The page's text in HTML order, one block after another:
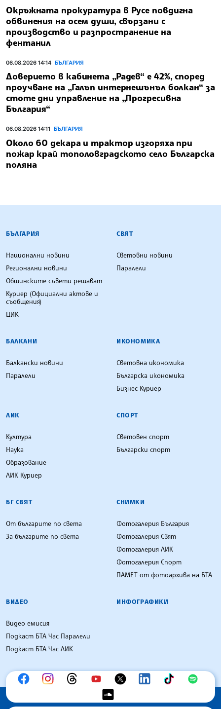
Окръжната прокуратура в Русе повдигна
обвинения на осем души, свързани с
производство и разпространение на
фентанил
06.08.2026 14:14 БЪЛГАРИЯ
Доверието в кабинета „Радев“ е 42%, според
проучване на „Галъп интернешънъл болкан“ за
стоте дни управление на „Прогресивна
България“
06.08.2026 14:11 БЪЛГАРИЯ
Около 60 декара и трактор изгоряха при
пожар край тополовградското село Българска
поляна
БЪЛГАРСКА ТЕЛЕГРАФНА АГЕНЦИЯ
БЪЛГАРИЯ
Национални новини
Регионални новини
Общинските съвети решават
Куриер (Официални актове и
съобщения)
ЦИК
СВЯТ
Световни новини
Паралели
БАЛКАНИ
Балкански новини
Паралели
ИКОНОМИКА
Световна икономика
Българска икономика
Бизнес Куриер
ЛИК
Култура
Наука
Образование
ЛИК Куриер
СПОРТ
Световен спорт
Български спорт
БГ СВЯТ
От българите по света
За българите по света
СНИМКИ
Фотогалерия България
Фотогалерия Свят
Фотогалерия ЛИК
Фотогалерия Спорт
ПАМЕТ от фотоархива на БТА
ВИДЕО
Видео емисия
Подкаст БТА Час Паралели
Подкаст БТА Час ЛИК
ИНФОГРАФИКИ